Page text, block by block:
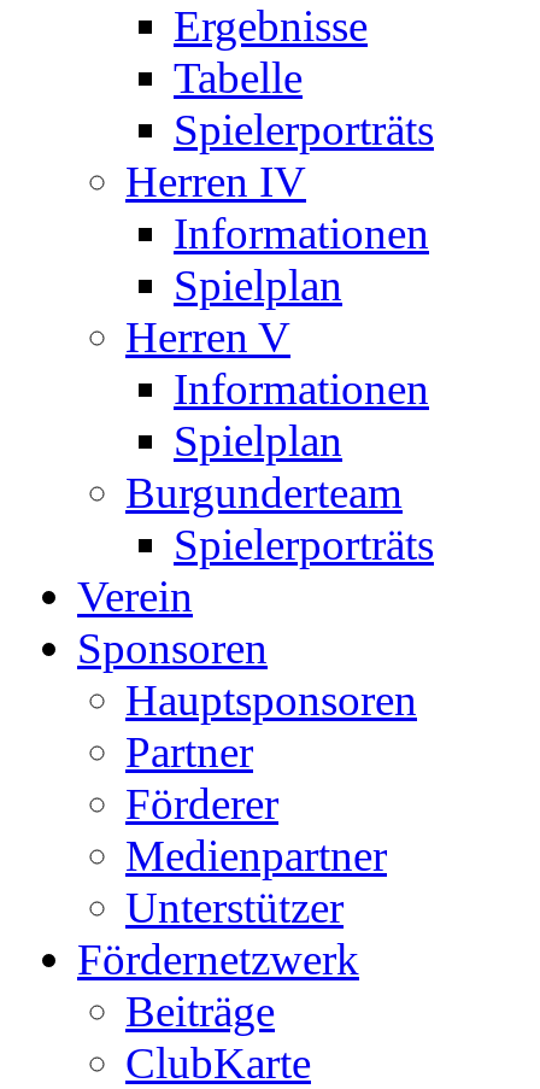
Ergebnisse
Tabelle
Spielerporträts
Herren IV
Informationen
Spielplan
Herren V
Informationen
Spielplan
Burgunderteam
Spielerporträts
Verein
Sponsoren
Hauptsponsoren
Partner
Förderer
Medienpartner
Unterstützer
Fördernetzwerk
Beiträge
ClubKarte